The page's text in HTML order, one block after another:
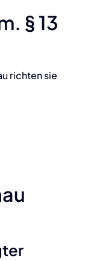
§ 13
richten sie